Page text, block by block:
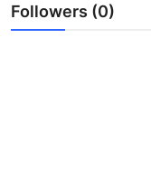
Followers (0)